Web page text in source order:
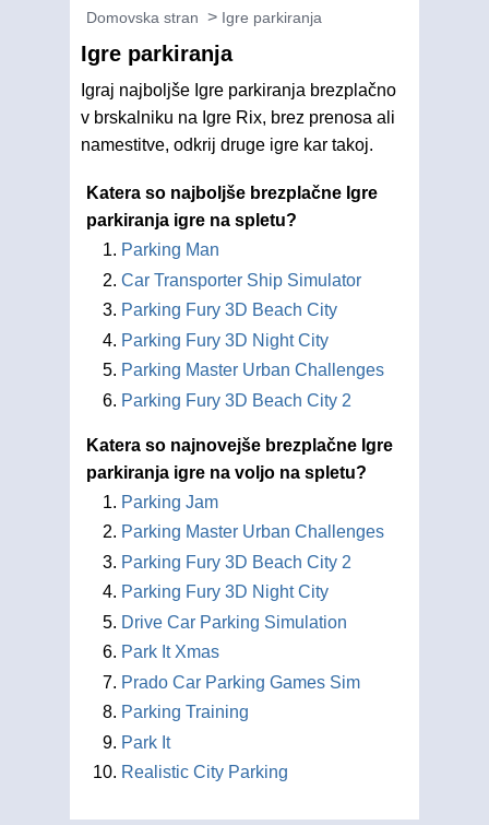
Domovska stran Igre parkiranja
Igre parkiranja
Igraj najboljše Igre parkiranja brezplačno
v brskalniku na Igre Rix, brez prenosa ali
namestitve, odkrij druge igre kar takoj.
Katera so najboljše brezplačne Igre
parkiranja igre na spletu?
Parking Man
Car Transporter Ship Simulator
Parking Fury 3D Beach City
Parking Fury 3D Night City
Parking Master Urban Challenges
Parking Fury 3D Beach City 2
Katera so najnovejše brezplačne Igre
parkiranja igre na voljo na spletu?
Parking Jam
Parking Master Urban Challenges
Parking Fury 3D Beach City 2
Parking Fury 3D Night City
Drive Car Parking Simulation
Park It Xmas
Prado Car Parking Games Sim
Parking Training
Park It
Realistic City Parking